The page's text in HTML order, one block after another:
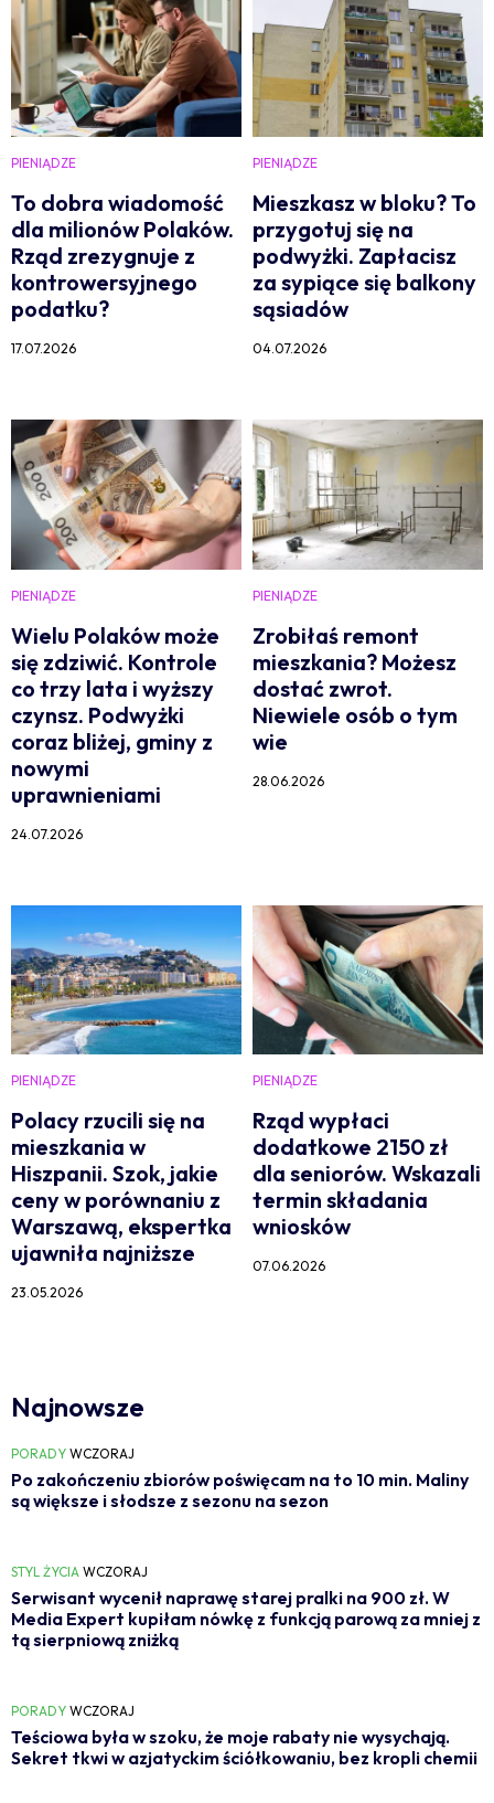
PIENIĄDZE
To dobra wiadomość
dla milionów Polaków.
Rząd zrezygnuje z
kontrowersyjnego
podatku?
17.07.2026
PIENIĄDZE
Mieszkasz w bloku? To
przygotuj się na
podwyżki. Zapłacisz
za sypiące się balkony
sąsiadów
04.07.2026
PIENIĄDZE
Wielu Polaków może
się zdziwić. Kontrole
co trzy lata i wyższy
czynsz. Podwyżki
coraz bliżej, gminy z
nowymi
uprawnieniami
24.07.2026
PIENIĄDZE
Zrobiłaś remont
mieszkania? Możesz
dostać zwrot.
Niewiele osób o tym
wie
28.06.2026
PIENIĄDZE
Polacy rzucili się na
mieszkania w
Hiszpanii. Szok, jakie
ceny w porównaniu z
Warszawą, ekspertka
ujawniła najniższe
23.05.2026
PIENIĄDZE
Rząd wypłaci
dodatkowe 2150 zł
dla seniorów. Wskazali
termin składania
wniosków
07.06.2026
Najnowsze
PORADY WCZORAJ
Po zakończeniu zbiorów poświęcam na to 10 min. Maliny
są większe i słodsze z sezonu na sezon
STYL ŻYCIA WCZORAJ
Serwisant wycenił naprawę starej pralki na 900 zł. W
Media Expert kupiłam nówkę z funkcją parową za mniej z
tą sierpniową zniżką
PORADY WCZORAJ
Teściowa była w szoku, że moje rabaty nie wysychają.
Sekret tkwi w azjatyckim ściółkowaniu, bez kropli chemii